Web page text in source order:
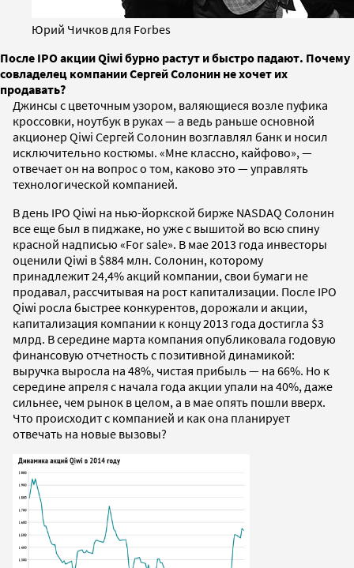
Юрий Чичков для Forbes
После IPO акции Qiwi бурно растут и быстро падают. Почему
совладелец компании Сергей Солонин не хочет их
продавать?
Джинсы с цветочным узором, валяющиеся возле пуфика
кроссовки, ноутбук в руках — а ведь раньше основной
акционер Qiwi Сергей Солонин возглавлял банк и носил
исключительно костюмы. «Мне классно, кайфово», —
отвечает он на вопрос о том, каково это — управлять
технологической компанией.
В день IPO Qiwi на нью-йоркской бирже NASDAQ Солонин
все еще был в пиджаке, но уже с вышитой во всю спину
красной надписью «For sale». В мае 2013 года инвесторы
оценили Qiwi в $884 млн. Солонин, которому
принадлежит 24,4% акций компании, свои бумаги не
продавал, рассчитывая на рост капитализации. После IPO
Qiwi росла быстрее конкурентов, дорожали и акции,
капитализация компании к концу 2013 года достигла $3
млрд. В середине марта компания опубликовала годовую
финансовую отчетность с позитивной динамикой:
выручка выросла на 48%, чистая прибыль — на 66%. Но к
середине апреля с начала года акции упали на 40%, даже
сильнее, чем рынок в целом, а в мае опять пошли вверх.
Что происходит с компанией и как она планирует
отвечать на новые вызовы?